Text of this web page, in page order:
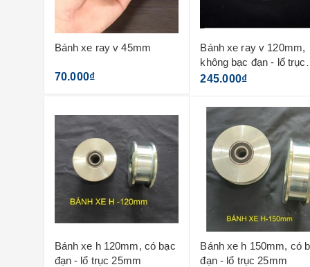
Bánh xe ray v 45mm
70.000₫
Bánh xe ray v 120mm,
không bạc đạn - lổ trục
25mm
245.000₫
Bánh xe h 120mm, có bạc
đạn - lổ trục 25mm
Bánh xe h 150mm, có bạc
đạn - lổ trục 25mm